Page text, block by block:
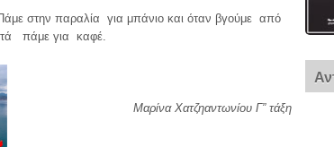
στην παραλία για μπάνιο και όταν βγούμε από
πάμε για καφέ.
Μαρίνα Χατζηαντωνίου Γ” τάξη